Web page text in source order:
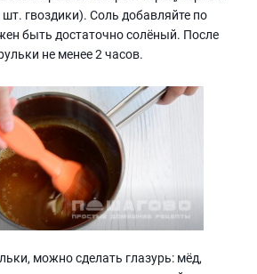
гвоздики). Соль добавляйте по
быть достаточно солёный. После
не менее 2 часов.
можно сделать глазурь: мёд,